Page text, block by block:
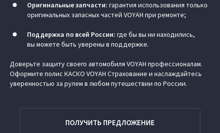
Оригинальные запчасти: гарантия использования только
оригинальных запасных частей VOYAH при ремонте;
Поддержка по всей России: где бы вы ни находились,
вы можете быть уверены в поддержке.
Доверьте защиту своего автомобиля VOYAH профессионалам.
Оформите полис КАСКО VOYAH Страхование и наслаждайтесь
уверенностью за рулем в любом путешествии по России.
ПОЛУЧИТЬ ПРЕДЛОЖЕНИЕ